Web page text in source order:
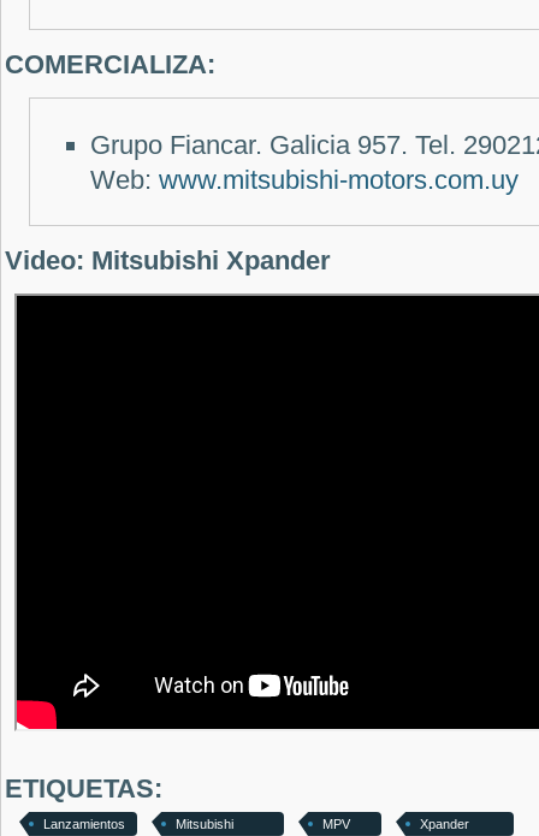
COMERCIALIZA:
Grupo Fiancar. Galicia 957. Tel.
Web: www.mitsubishi-motors.com.uy
Video: Mitsubishi Xpander
ETIQUETAS:
Lanzamientos Mitsubishi MPV Xpander